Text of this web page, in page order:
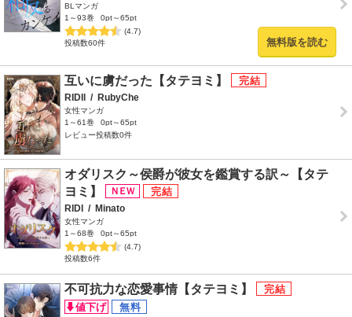
BLマンガ
1～93巻
0pt～65pt
(4.7)
投稿数60件
無料版を読む
互いに虜だった【タテヨミ】
RIDIl / RubyChe
女性マンガ
1～61巻
0pt～65pt
レビュー投稿数0件
オダリスク～侯爵が彼女を鑑賞する訳～【タテ
ヨミ】
RIDI / Minato
女性マンガ
1～68巻
0pt～65pt
(4.7)
投稿数6件
不可抗力な恋愛事情【タテヨミ】